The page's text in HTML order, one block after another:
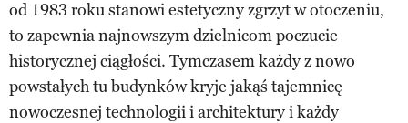
od 1983 roku stanowi estetyczny zgrzyt w otoczeniu,
to zapewnia najnowszym dzielnicom poczucie
historycznej ciągłości. Tymczasem każdy z nowo
powstałych tu budynków kryje jakąś tajemnicę
nowoczesnej technologii i architektury i każdy